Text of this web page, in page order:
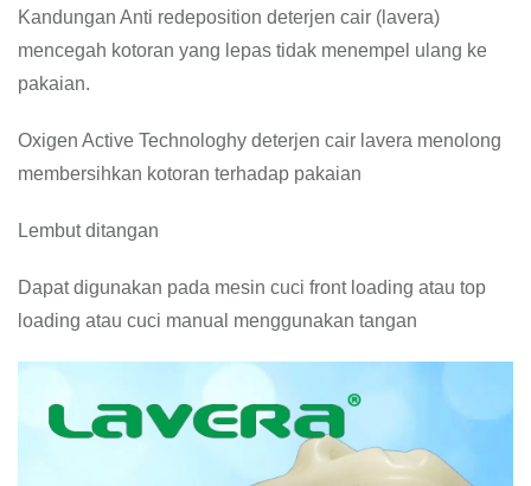
Kandungan Anti redeposition deterjen cair (lavera)
mencegah kotoran yang lepas tidak menempel ulang ke
pakaian.
Oxigen Active Technologhy deterjen cair lavera menolong
membersihkan kotoran terhadap pakaian
Lembut ditangan
Dapat digunakan pada mesin cuci front loading atau top
loading atau cuci manual menggunakan tangan